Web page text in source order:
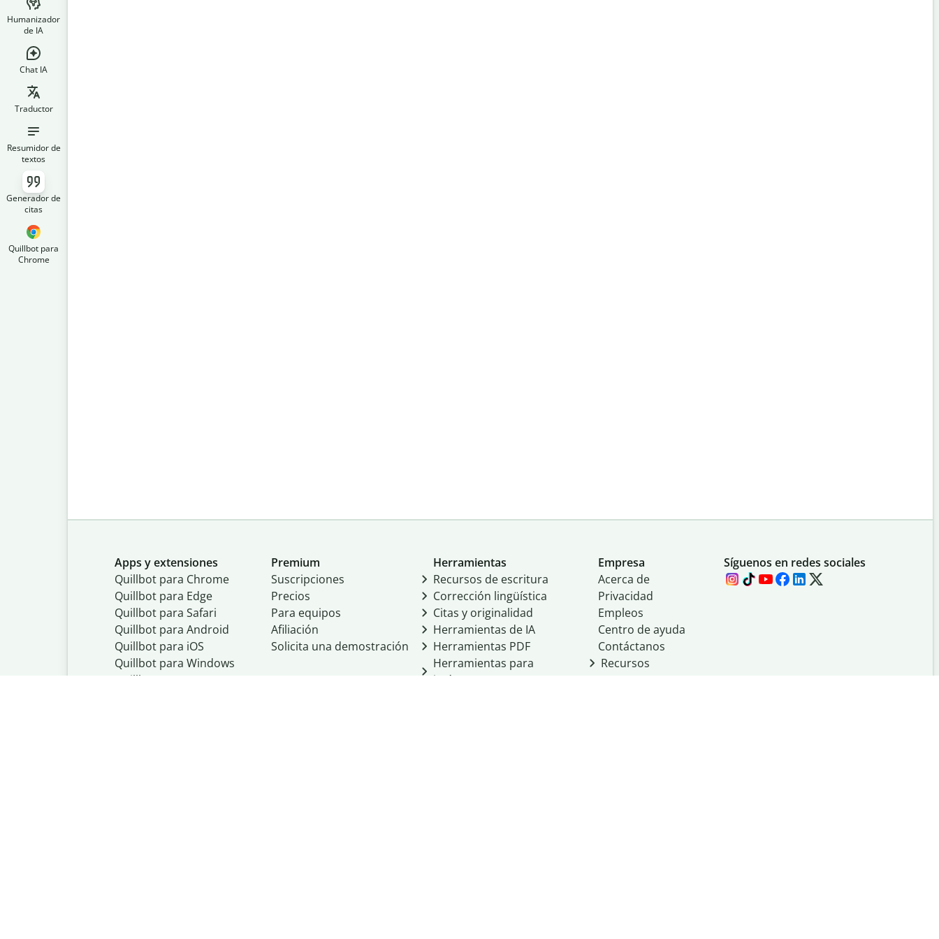
Humanizador
de IA
Chat IA
Traductor
Resumidor de
textos
Generador de
citas
Quillbot para
Chrome
Apps y extensiones
Quillbot para Chrome
Quillbot para Edge
Quillbot para Safari
Quillbot para Android
Quillbot para iOS
Quillbot para Windows
Quillbot para macOS
Premium
Suscripciones
Precios
Para equipos
Afiliación
Solicita una demostración
Herramientas
Recursos de escritura
Corrección lingüística
Citas y originalidad
Herramientas de IA
Herramientas PDF
Herramientas para
imágenes
Empresa
Acerca de
Privacidad
Empleos
Centro de ayuda
Contáctanos
Recursos
Síguenos en redes sociales